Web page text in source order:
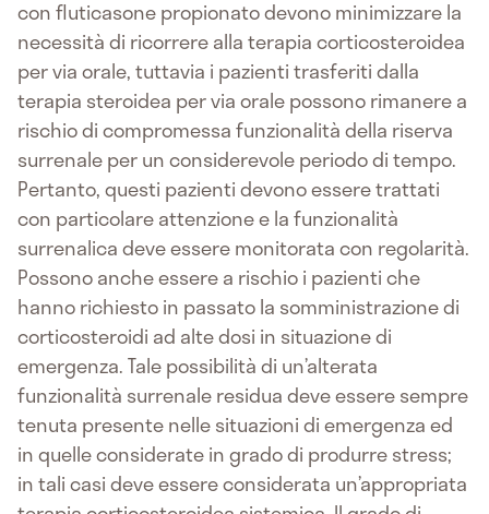
con fluticasone propionato devono minimizzare la
necessità di ricorrere alla terapia corticosteroidea
per via orale, tuttavia i pazienti trasferiti dalla
terapia steroidea per via orale possono rimanere a
rischio di compromessa funzionalità della riserva
surrenale per un considerevole periodo di tempo.
Pertanto, questi pazienti devono essere trattati
con particolare attenzione e la funzionalità
surrenalica deve essere monitorata con regolarità.
Possono anche essere a rischio i pazienti che
hanno richiesto in passato la somministrazione di
corticosteroidi ad alte dosi in situazione di
emergenza. Tale possibilità di un’alterata
funzionalità surrenale residua deve essere sempre
tenuta presente nelle situazioni di emergenza ed
in quelle considerate in grado di produrre stress;
in tali casi deve essere considerata un’appropriata